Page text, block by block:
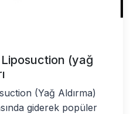
(yağ
(Yağ Aldırma)
giderek popüler